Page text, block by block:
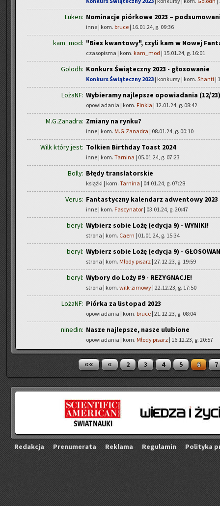
Luken: Nominacje piórkowe 2023 –
inne | kom. bruce | 16.01.24, g. 09:36
kam_mod: "Bies kwantowy", czyli kam w Nowej
czasopisma | kom. kam_mod | 15.01.24, g. 16:01
Golodh: Konkurs Świąteczny 2023 - głosowanie
Konkurs Świąteczny 2023 | konkursy | kom. Shanti |
LożaNF: Wybieramy najlepsze opowiadania (12/23)
opowiadania | kom. Finkla | 12.01.24, g. 08:42
M.G.Zanadra: Zmiany na rynku?
inne | kom. M.G.Zanadra | 08.01.24, g. 00:10
Wilk który jest: Tolkien Birthday Toast 2024
inne | kom. Tarnina | 05.01.24, g. 07:23
Bolly: Błędy translatorskie
książki | kom. Tarnina | 04.01.24, g. 07:28
Verus: Fantastyczny kalendarz adwentowy
inne | kom. Fascynator | 03.01.24, g. 20:47
beryl: Wybierz sobie Lożę (edycja 9) - WYNIKI!
strona | kom. Caern | 01.01.24, g. 15:34
beryl: Wybierz sobie Lożę (edycja 9) -
strona | kom. Młody pisarz | 27.12.23, g. 19:59
beryl: Wybory do Loży #9 - REZYGNACJE!
strona | kom. wilk-zimowy | 22.12.23, g. 17:50
LożaNF: Piórka za listopad 2023
opowiadania | kom. bruce | 21.12.23, g. 08:04
ninedin: Nasze najlepsze, nasze ulubione
opowiadania | kom. Młody pisarz | 16.12.23, g. 20:57
«« « 2 3 4 5 6 7
Re­dak­cja Pre­nu­me­ra­ta Re­kla­ma Re­gu­la­min Po­li­ty­ka